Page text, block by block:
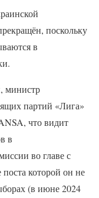
поскольку
в
министр
партий «Лига»
что видит
в
во главе с
которой он не
(в июне 2024